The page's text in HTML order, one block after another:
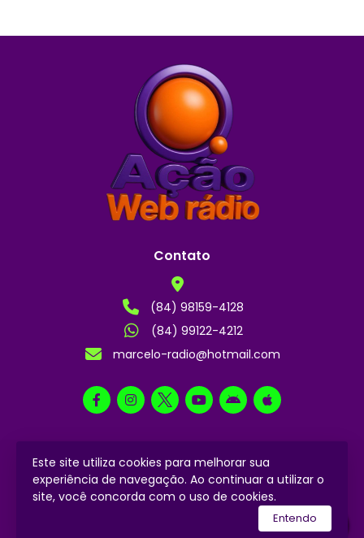
Este site utiliza cookies para melhorar sua
experiência de navegação. Ao continuar a utilizar o
site, você concorda com o uso de cookies.
Entendo
Contato
(84) 98159-4128
(84) 99122-4212
marcelo-radio@hotmail.com
2024 © Todos os direitos reservados.